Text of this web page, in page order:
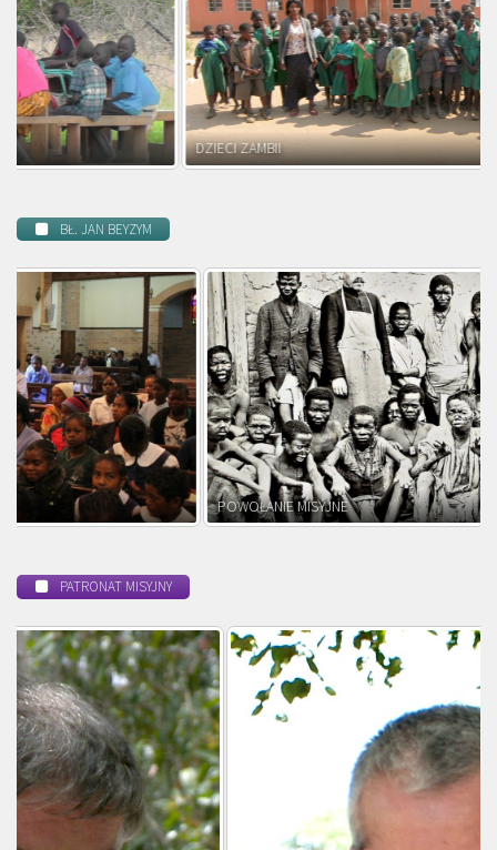
DZIECI ZAMBII
BŁ. JAN BEYZYM
POWOŁANIE MISYJNE
PATRONAT MISYJNY